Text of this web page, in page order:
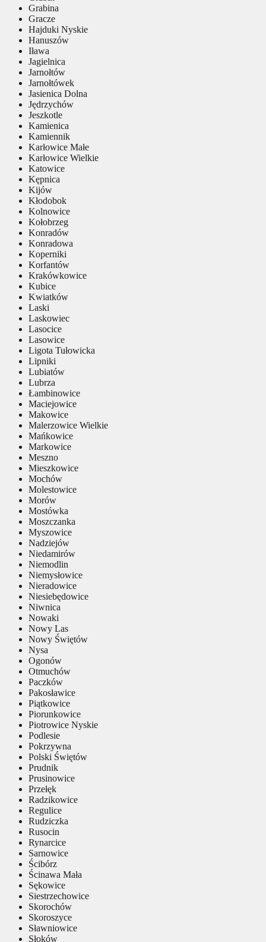
Grabina
Gracze
Hajduki Nyskie
Hanuszów
Iława
Jagielnica
Jarnołtów
Jarnołtówek
Jasienica Dolna
Jędrzychów
Jeszkotle
Kamienica
Kamiennik
Karłowice Małe
Karłowice Wielkie
Katowice
Kępnica
Kijów
Kłodobok
Kolnowice
Kołobrzeg
Konradów
Konradowa
Koperniki
Korfantów
Krakówkowice
Kubice
Kwiatków
Laski
Laskowiec
Lasocice
Lasowice
Ligota Tułowicka
Lipniki
Lubiatów
Lubrza
Łambinowice
Maciejowice
Makowice
Malerzowice Wielkie
Mańkowice
Markowice
Meszno
Mieszkowice
Mochów
Molestowice
Morów
Mostówka
Moszczanka
Myszowice
Nadziejów
Niedamirów
Niemodlin
Niemysłowice
Nieradowice
Niesiebędowice
Niwnica
Nowaki
Nowy Las
Nowy Świętów
Nysa
Ogonów
Otmuchów
Paczków
Pakosławice
Piątkowice
Piorunkowice
Piotrowice Nyskie
Podlesie
Pokrzywna
Polski Świętów
Prudnik
Prusinowice
Przełęk
Radzikowice
Regulice
Rudziczka
Rusocin
Rynarcice
Sarnowice
Ścibórz
Ścinawa Mała
Sękowice
Siestrzechowice
Skorochów
Skoroszyce
Sławniowice
Słoków